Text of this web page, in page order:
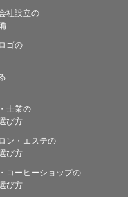
社設立の
ゴの
士業の
び方
ン・エステの
び方
コーヒーショップの
び方